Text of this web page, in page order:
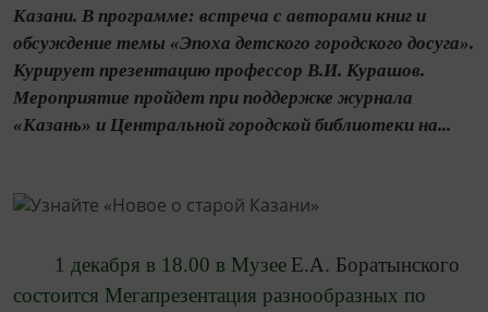
Казани. В программе: встреча с авторами книг и
обсуждение темы «Эпоха детского городского досуга».
Курирует презентацию профессор В.И. Курашов.
Мероприятие пройдет при поддержке журнала
«Казань» и Центральной городской библиотеки на...
1 декабря в 18.00 в Музее Е.А. Боратынского
состоится Мегапрезентация разнообразных по